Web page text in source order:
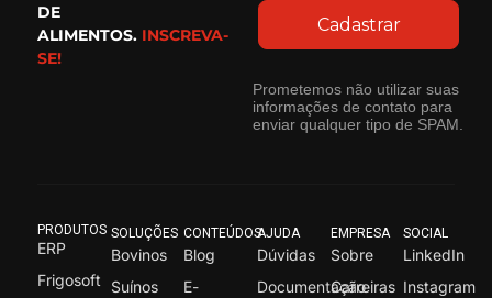
DE
ALIMENTOS. INSCREVA-
SE!
Cadastrar
Prometemos não utilizar suas
informações de contato para
enviar qualquer tipo de SPAM.
PRODUTOS
ERP
Frigosoft
SOLUÇÕES
Bovinos
Suínos
CONTEÚDOS
Blog
E-
AJUDA
Dúvidas
Documentação
EMPRESA
Sobre
Carreiras
SOCIAL
LinkedIn
Instagram